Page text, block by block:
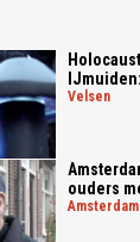
velsen
ouders
amsterdam